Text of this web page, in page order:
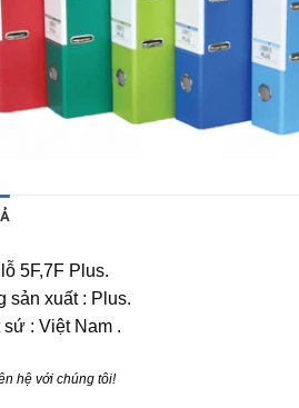
5F,7F Plus.
sản xuất : Plus.
sứ : Việt Nam .
hệ với chúng tôi!